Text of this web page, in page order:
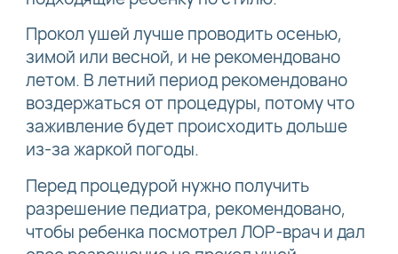
Прокол ушей лучше проводить осенью,
зимой или весной, и не рекомендовано
летом. В летний период рекомендовано
воздержаться от процедуры, потому что
заживление будет происходить дольше
из-за жаркой погоды.
Перед процедурой нужно получить
разрешение педиатра, рекомендовано,
чтобы ребенка посмотрел ЛОР-врач и дал